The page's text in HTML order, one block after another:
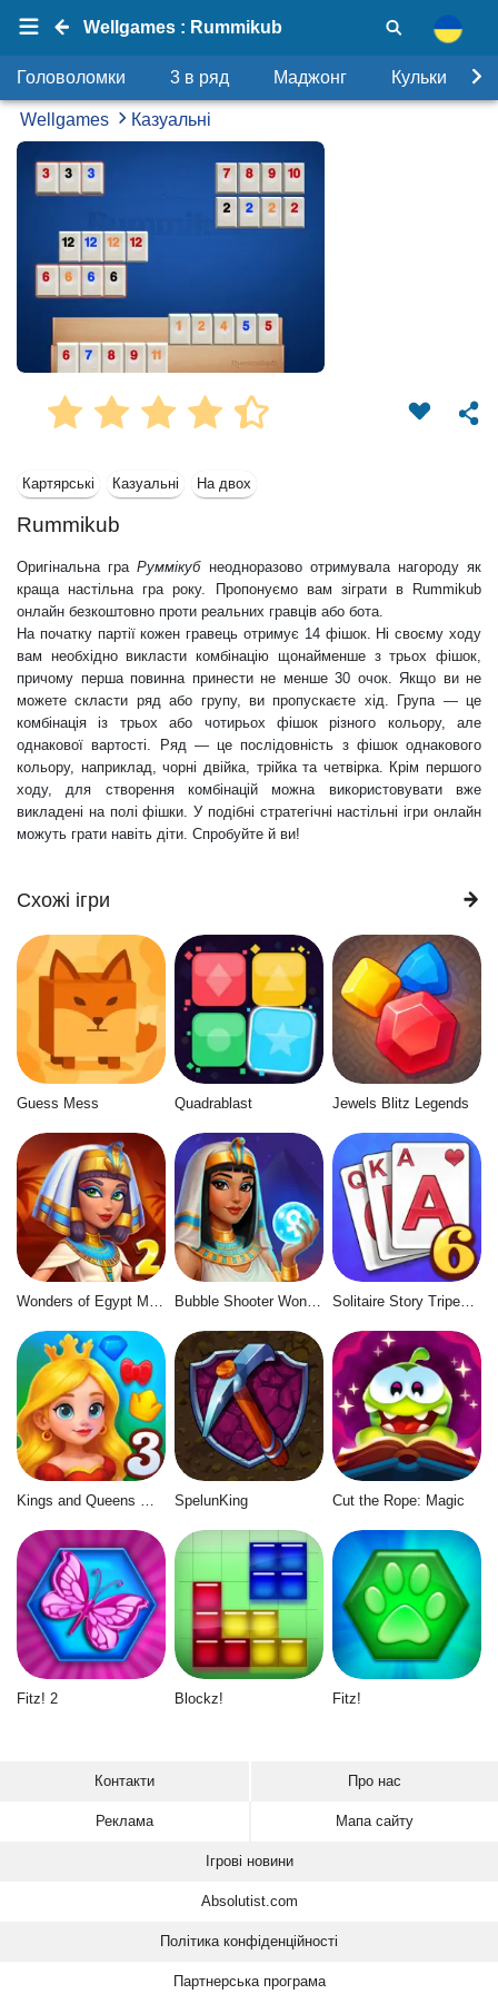
Wellgames : Rummikub
Головоломки 3 в ряд Маджонг Кульки
Wellgames Казуальні
Картярські Казуальні На двох
Rummikub
Оригінальна граРуммікубнеодноразово отримувала нагороду як
краща настільна гра року. Пропонуємо вам зіграти в Rummikub
онлайн безкоштовно проти реальних гравців або бота.
На початку партії кожен гравець отримує 14 фішок. Ні своєму ходу
вам необхідно викласти комбінацію щонайменше з трьох фішок,
причому перша повинна принести не менше 30 очок. Якщо ви не
можете скласти ряд або групу, ви пропускаєте хід. Група — це
комбінація із трьох або чотирьох фішок різного кольору, але
однакової вартості. Ряд — це послідовність з фішок однакового
кольору, наприклад, чорні двійка, трійка та четвірка. Крім першого
ходу, для створення комбінацій можна використовувати вже
викладені на полі фішки. У подібні стратегічні настільні ігри онлайн
можуть грати навіть діти. Спробуйте й ви!
Схожі ігри
Guess Mess Quadrablast Jewels Blitz Legends
Wonders of Egypt Match 2 Bubble Shooter Wonders of Egypt Solitaire Story Tripeaks 6
SpelunKing Cut the Rope: Magic
Fitz! 2 Blockz! Fitz!
Контакти Про нас
Реклама Мапа сайту
Ігрові новини
Absolutist.com
Політика конфіденційності
Партнерська програма